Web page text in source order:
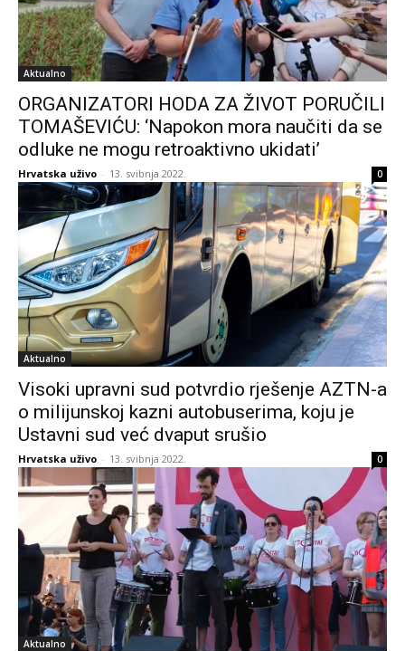
Aktualno
ORGANIZATORI HODA ZA ŽIVOT PORUČILI
TOMAŠEVIĆU: ‘Napokon mora naučiti da se
odluke ne mogu retroaktivno ukidati’
Hrvatska uživo - 13. svibnja 2022. 0
Aktualno
Visoki upravni sud potvrdio rješenje AZTN-a
o milijunskoj kazni autobuserima, koju je
Ustavni sud već dvaput srušio
Hrvatska uživo - 13. svibnja 2022. 0
Aktualno